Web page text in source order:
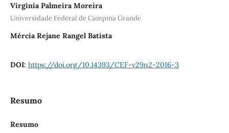
Virginia Palmeira Moreira
Universidade Federal de Campina Grande
Mércia Rejane Rangel Batista
DOI: https://doi.org/10.14393/CEF-v29n2-2016-3
Resumo
Resumo